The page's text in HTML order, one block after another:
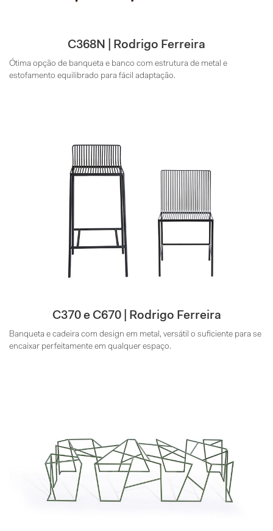
C368N | Rodrigo Ferreira
Ótima opção de banqueta e banco com estrutura de metal e
estofamento equilibrado para fácil adaptação.
C370 e C670 | Rodrigo Ferreira
Banqueta e cadeira com design em metal, versátil o suficiente para se
encaixar perfeitamente em qualquer espaço.